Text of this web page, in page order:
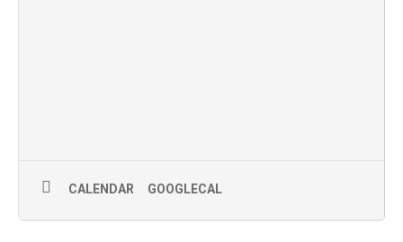
CALENDAR GOOGLECAL